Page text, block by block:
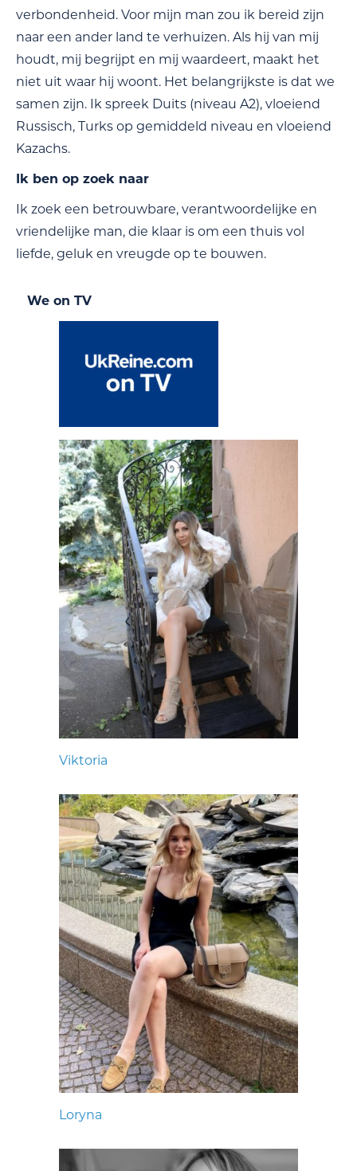
verbondenheid. Voor mijn man zou ik bereid zijn
naar een ander land te verhuizen. Als hij van mij
houdt, mij begrijpt en mij waardeert, maakt het
niet uit waar hij woont. Het belangrijkste is dat we
samen zijn. Ik spreek Duits (niveau A2), vloeiend
Russisch, Turks op gemiddeld niveau en vloeiend
Kazachs.
Ik ben op zoek naar
Ik zoek een betrouwbare, verantwoordelijke en
vriendelijke man, die klaar is om een thuis vol
liefde, geluk en vreugde op te bouwen.
We on TV
Viktoria
Loryna